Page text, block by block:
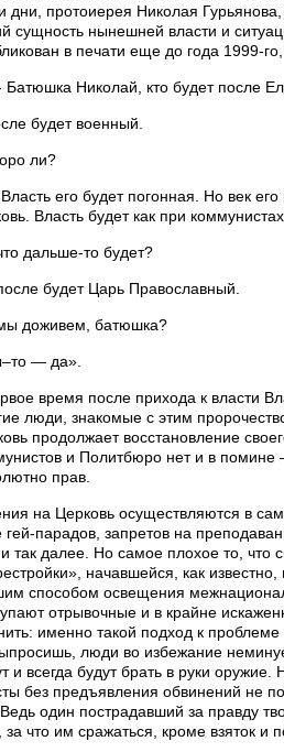
дни, протоиерея Николая
сущность нынешней власти и
в печати еще до года 1999-
Николай, кто будет после
будет военный.
ли?
его будет погонная. Но век
Власть будет как при
дальше-то будет?
будет Царь Православный.
доживем, батюшка?
— да».
время после прихода к власти
люди, знакомые с этим
продолжает восстановление
и Политбюро нет и в
прав.
на Церковь осуществляются в
гей-парадов, запретов на
так далее. Но самое плохое то, что
начавшейся, как
способом ос­ве­ще­ния
от­ры­воч­ные и в крайне
именно такой подход к
люди во избежание
и всегда будут брать в руки
без предъявления обвинений не
один пострадавший за правду
что им сражаться, кроме взяток и